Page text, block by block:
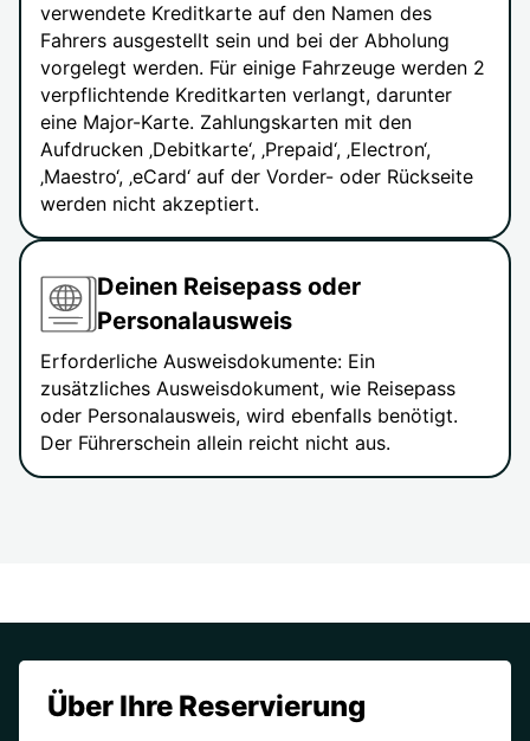
verwendete Kreditkarte auf den Namen des
Fahrers ausgestellt sein und bei der Abholung
vorgelegt werden. Für einige Fahrzeuge werden 2
verpflichtende Kreditkarten verlangt, darunter
eine Major-Karte. Zahlungskarten mit den
Aufdrucken ‚Debitkarte‘, ‚Prepaid‘, ‚Electron‘,
‚Maestro‘, ‚eCard‘ auf der Vorder- oder Rückseite
werden nicht akzeptiert.
Deinen Reisepass oder
Personalausweis
Erforderliche Ausweisdokumente: Ein
zusätzliches Ausweisdokument, wie Reisepass
oder Personalausweis, wird ebenfalls benötigt.
Der Führerschein allein reicht nicht aus.
Über Ihre Reservierung